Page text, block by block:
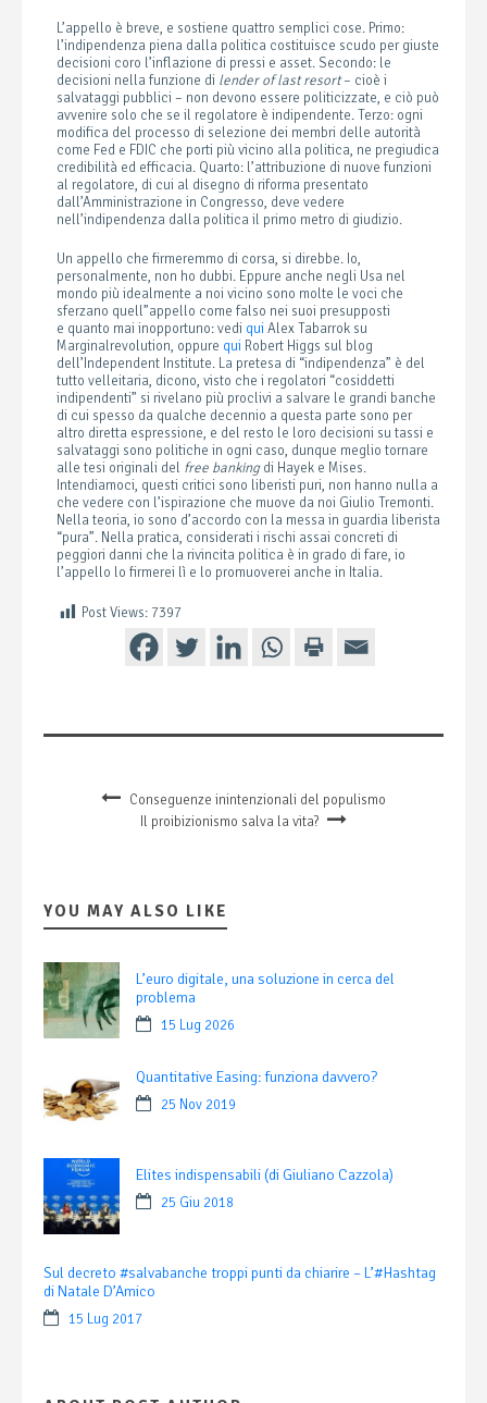
L’appello è breve, e sostiene quattro semplici cose. Primo:
l’indipendenza piena dalla politica costituisce scudo per giuste
decisioni coro l’inflazione di pressi e asset. Secondo: le
decisioni nella funzione di lender of last resort– cioè i
salvataggi pubblici – non devono essere politicizzate, e ciò può
avvenire solo che se il regolatore è indipendente. Terzo: ogni
modifica del processo di selezione dei membri delle autorità
come Fed e FDIC che porti più vicino alla politica, ne pregiudica
credibilità ed efficacia. Quarto: l’attribuzione di nuove funzioni
al regolatore, di cui al disegno di riforma presentato
dall’Amministrazione in Congresso, deve vedere
nell’indipendenza dalla politica il primo metro di giudizio.
Un appello che firmeremmo di corsa, si direbbe. Io,
personalmente, non ho dubbi. Eppure anche negli Usa nel
mondo più idealmente a noi vicino sono molte le voci che
sferzano quell”appello come falso nei suoi presupposti
e quanto mai inopportuno: vedi qui Alex Tabarrok su
Marginalrevolution, oppure qui Robert Higgs sul blog
dell’Independent Institute. La pretesa di “indipendenza” è del
tutto velleitaria, dicono, visto che i regolatori “cosiddetti
indipendenti” si rivelano più proclivi a salvare le grandi banche
di cui spesso da qualche decennio a questa parte sono per
altro diretta espressione, e del resto le loro decisioni su tassi e
salvataggi sono politiche in ogni caso, dunque meglio tornare
alle tesi originali del free bankingdi Hayek e Mises.
Intendiamoci, questi critici sono liberisti puri, non hanno nulla a
che vedere con l’ispirazione che muove da noi Giulio Tremonti.
Nella teoria, io sono d’accordo con la messa in guardia liberista
“pura”. Nella pratica, considerati i rischi assai concreti di
peggiori danni che la rivincita politica è in grado di fare, io
l’appello lo firmerei lì e lo promuoverei anche in Italia.
Post Views: 7397
Conseguenze inintenzionali del populismo
Il proibizionismo salva la vita?
YOU MAY ALSO LIKE
L’euro digitale, una soluzione in cerca del
problema
15 Lug 2026
Quantitative Easing: funziona davvero?
25 Nov 2019
Elites indispensabili (di Giuliano Cazzola)
25 Giu 2018
Sul decreto #salvabanche troppi punti da chiarire – L’#Hashtag
di Natale D’Amico
15 Lug 2017